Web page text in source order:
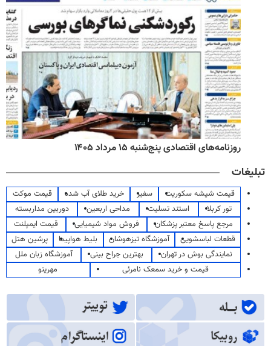
روزنامه‌های اقتصادی پنج‌شنبه ۱۵ مرداد ۱۴۰۵
تبلیغات
قیمت شیشه سکوریت سفیر خرید طلای آب شده
قیمت موکت
تور کربلا
استند تسلیت مداحی اربعین
دوربین مداربسته
مرجع پاسخ معتبر پزشکان
فروش مواد شیمیایی
قیمت ایمپلنت
قطعات لباسشویی
آموزشگاه تیزهوشان بلیط هواپیما
پرشین هتل
نمایندگی بوش در تهران
بهترین جراح بینی
آموزشگاه زبان ملل
قیمت و خرید سمعک نامرئی
مهرینو